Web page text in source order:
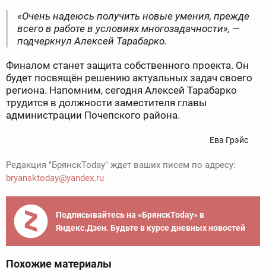
«Очень надеюсь получить новые умения, прежде
всего в работе в условиях многозадачности», —
подчеркнул Алексей Тарабарко.
Финалом станет защита собственного проекта. Он
будет посвящён решению актуальных задач своего
региона. Напомним, сегодня Алексей Тарабарко
трудится в должности заместителя главы
администрации Почепского района.
Ева Грэйс
Редакция "БрянскToday" ждет ваших писем по адресу:
bryansktoday@yandex.ru
Подписывайтесь на «БрянскToday» в
Яндекс.Дзен. Будьте в курсе дневных новостей
Похожие материалы